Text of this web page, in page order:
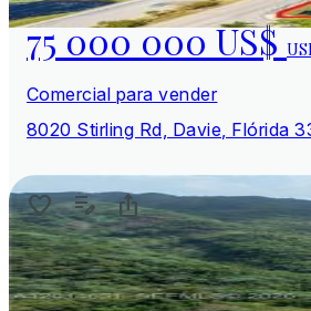
75 000 000 US$
Comercial para vender
8020 Stirling Rd, Davie, Flórida